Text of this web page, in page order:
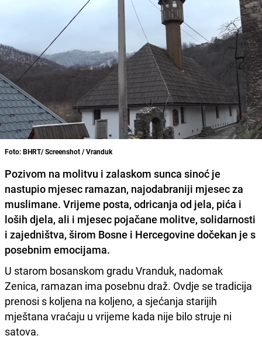
Foto: BHRT/ Screenshot / Vranduk
Pozivom na molitvu i zalaskom sunca sinoć je
nastupio mjesec ramazan, najodabraniji mjesec za
muslimane. Vrijeme posta, odricanja od jela, pića i
loših djela, ali i mjesec pojačane molitve, solidarnosti
i zajedništva, širom Bosne i Hercegovine dočekan je s
posebnim emocijama.
U starom bosanskom gradu Vranduk, nadomak
Zenica, ramazan ima posebnu draž. Ovdje se tradicija
prenosi s koljena na koljeno, a sjećanja starijih
mještana vraćaju u vrijeme kada nije bilo struje ni
satova.